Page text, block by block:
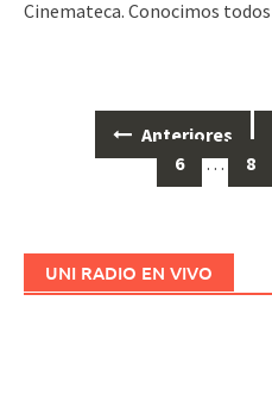
Cinemateca. Conocimos todos
Anteriores
6
… 8
UNI RADIO EN VIVO